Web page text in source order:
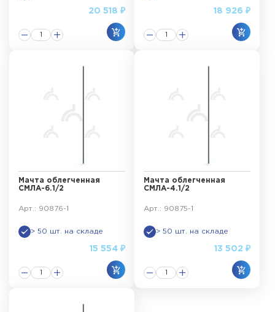
20 518 ₽ 18 926 ₽
Мачта облегченная
СМЛА-6.1/2
Арт.: 90876-1
> 50 шт. на складе
15 554 ₽
Мачта облегченная
СМЛА-4.1/2
Арт.: 90875-1
> 50 шт. на складе
13 502 ₽